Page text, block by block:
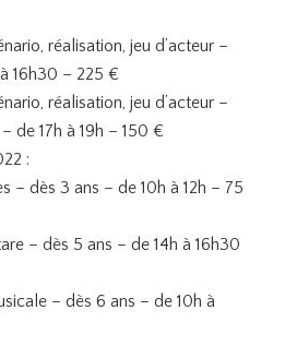
réalisation, jeu d’acteur –
16h30 – 225 €
réalisation, jeu d’acteur –
de 17h à 19h – 150 €
:
– dès 3 ans – de 10h à 12h – 75
– dès 5 ans – de 14h à 16h30
– dès 6 ans – de 10h à